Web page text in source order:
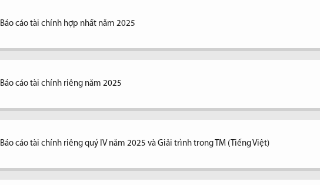
Báo cáo tài chính hợp nhất năm 2025
Báo cáo tài chính riêng năm 2025
Báo cáo tài chính riêng quý IV năm 2025 và Giải trình trong TM (Tiếng Việt)